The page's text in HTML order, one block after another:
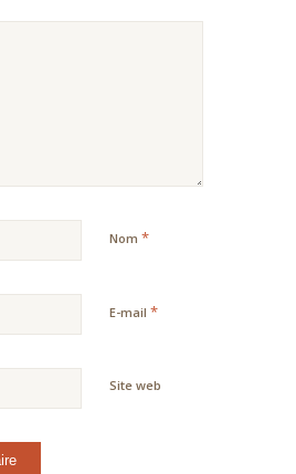
Nom *
E-mail *
Site web